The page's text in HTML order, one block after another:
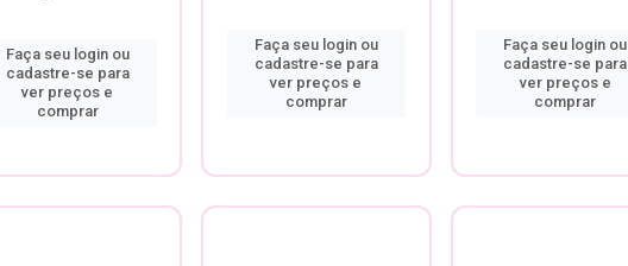
Faça seu login ou
cadastre-se para
ver preços e
comprar
Faça seu login ou
cadastre-se para
ver preços e
comprar
Faça seu login ou
cadastre-se para
ver preços e
comprar